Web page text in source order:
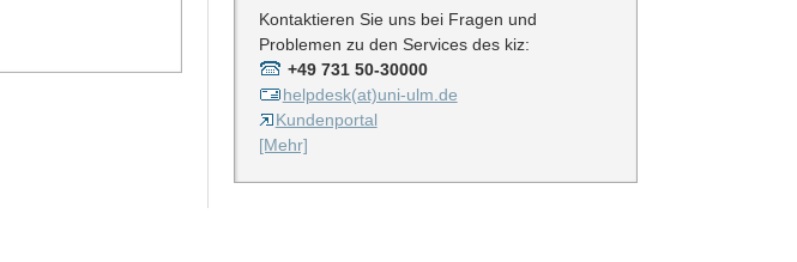
Kontaktieren Sie uns bei Fragen und
Problemen zu den Services des kiz:
+49 731 50-30000
helpdesk(at)uni-ulm.de
Kundenportal
[Mehr]